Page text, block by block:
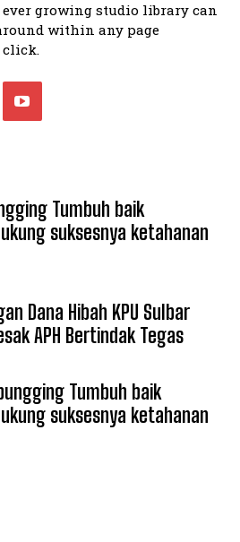
growing studio library can
within any page
Tumbuh baik
suksesnya ketahanan
Dana Hibah KPU Sulbar
APH Bertindak Tegas
Tumbuh baik
suksesnya ketahanan